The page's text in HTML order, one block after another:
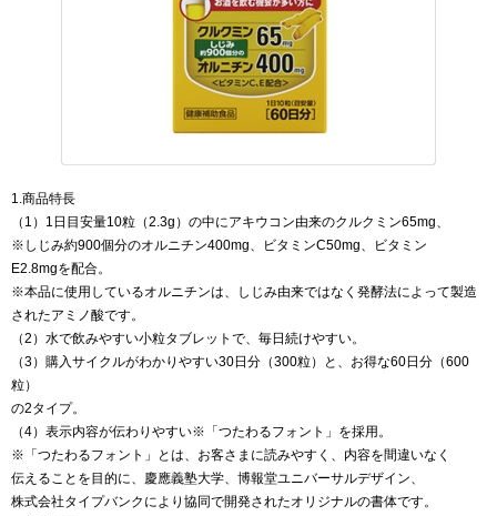
1.商品特長
（1）1日目安量10粒（2.3g）の中にアキウコン由来のクルクミン65mg、
※しじみ約900個分のオルニチン400mg、ビタミンC50mg、ビタミン
E2.8mgを配合。
※本品に使用しているオルニチンは、しじみ由来ではなく発酵法によって製造
されたアミノ酸です。
（2）水で飲みやすい小粒タブレットで、毎日続けやすい。
（3）購入サイクルがわかりやすい30日分（300粒）と、お得な60日分（600
粒）
の2タイプ。
（4）表示内容が伝わりやすい※「つたわるフォント」を採用。
※「つたわるフォント」とは、お客さまに読みやすく、内容を間違いなく
伝えることを目的に、慶應義塾大学、博報堂ユニバーサルデザイン、
株式会社タイプバンクにより協同で開発されたオリジナルの書体です。